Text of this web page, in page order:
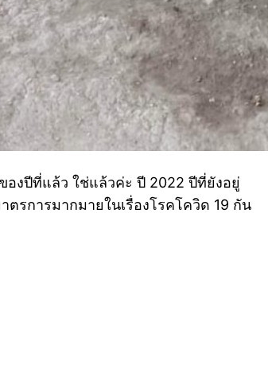
องปีที่แล้ว ใช่แล้วค่ะ ปี 2022 ปีที่ยังอยู่
ตรการมากมายในเรื่องโรคโควิด 19 กัน